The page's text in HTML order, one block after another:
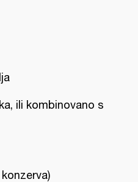
ili kombinovano s